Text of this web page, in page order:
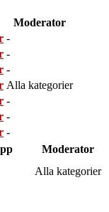
Moderator
-
-
-
Alla kategorier
-
-
-
Moderator
Alla kategorier